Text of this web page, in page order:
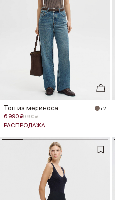
Топ из мериноса +2
6 990 ₽9 990 ₽
РАСПРОДАЖА